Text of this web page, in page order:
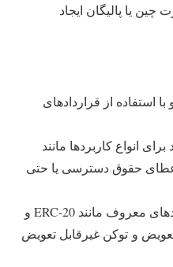
چین یا پالیگان ایجاد
استفاده از قراردادهای
انواع کاربردها مانند
اعطای حقوق دسترسی یا حتی
استانداردهای معروف مانند ERC-20 و